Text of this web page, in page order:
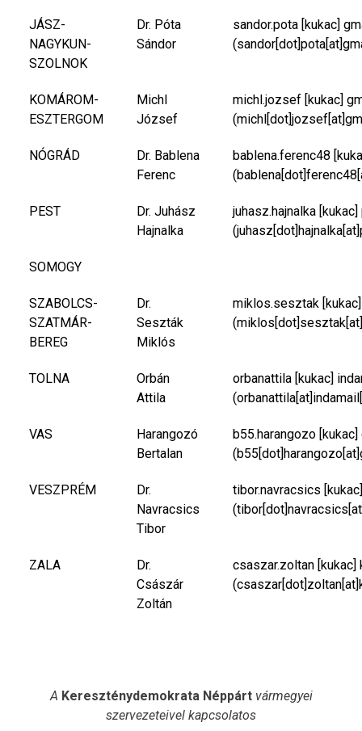
JÁSZ-
NAGYKUN-
SZOLNOK
Dr. Póta
Sándor
sandor.pota [kukac]
KOMÁROM-
ESZTERGOM
Michl
József
michl.jozsef [kukac]
NÓGRÁD
Dr. Bablena
Ferenc
bablena.ferenc48
PEST
Dr. Juhász
Hajnalka
juhasz.hajnalka [kukac]
SOMOGY
SZABOLCS-
SZATMÁR-
BEREG
Dr.
Seszták
Miklós
miklos.sesztak
TOLNA
Orbán
Attila
orbanattila [kukac]
VAS
Harangozó
Bertalan
b55.harangozo [kukac]
VESZPRÉM
Dr.
Navracsics
Tibor
tibor.navracsics
ZALA
Dr.
Császár
Zoltán
csaszar.zoltan [kukac]
A Kereszténydemokrata Néppárt vármegyei
szervezeteivel kapcsolatos